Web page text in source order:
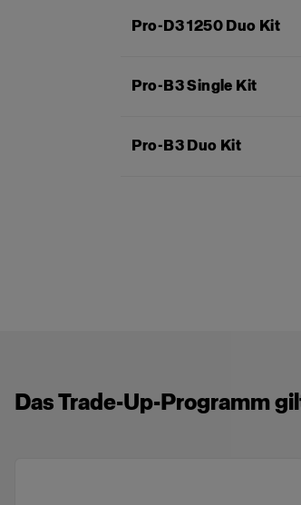
Pro-D3 1250 Duo Kit
Pro-B3 Single Kit
Pro-B3 Duo Kit
Das Trade-Up-Programm